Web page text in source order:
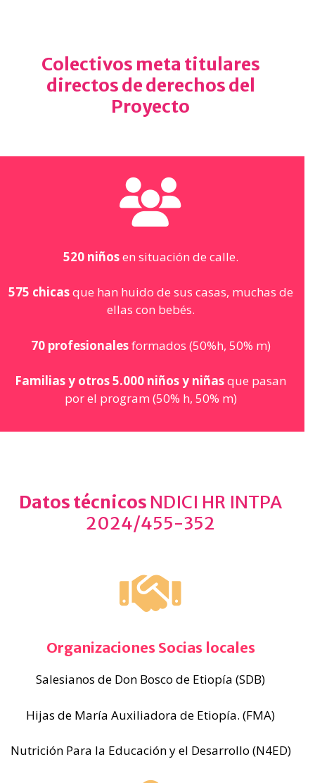
Colectivos meta titulares
directos de derechos del
Proyecto
520 niñosen situación de calle.
575 chicasque han huido de sus casas, muchas de
ellas con bebés.
70 profesionalesformados (50%h, 50% m)
Familias y otros 5.000 niños y niñasque pasan
por el program (50% h, 50% m)
Datos técnicos NDICI HR INTPA
2024/455-352
Organizaciones Socias locales
Salesianos de Don Bosco de Etiopía (SDB)
Hijas de María Auxiliadora de Etiopía. (FMA)
Nutrición Para la Educación y el Desarrollo (N4ED)